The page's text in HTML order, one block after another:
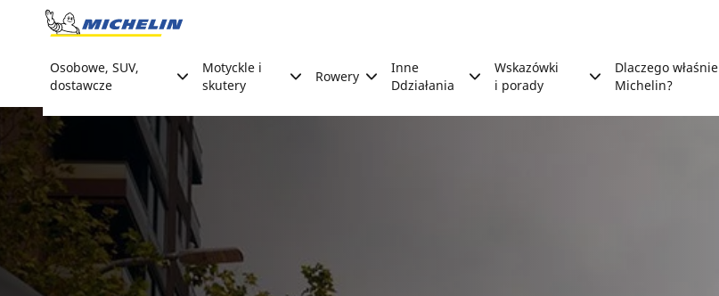
Go to page content
Osobowe, SUV,
dostawcze
Motyckle i
skutery
Rowery
Inne
Ddziałania
Wskazówki
i porady
Dlaczego właśnie
Michelin?